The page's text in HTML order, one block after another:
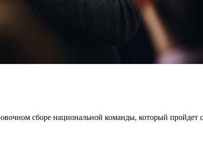
сборе национальной команды, который пройдет с